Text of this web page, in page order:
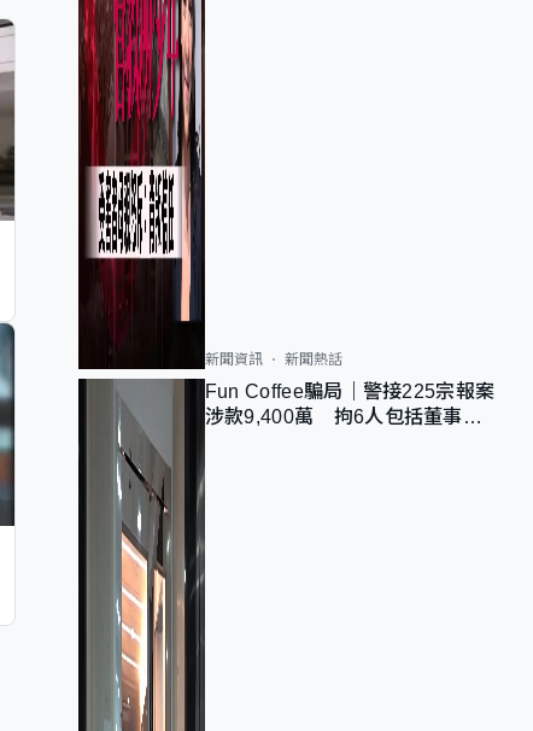
新聞資訊 新聞熱話
Fun Coffee騙局｜警接225宗報案
涉款9,400萬 拘6人包括董事股